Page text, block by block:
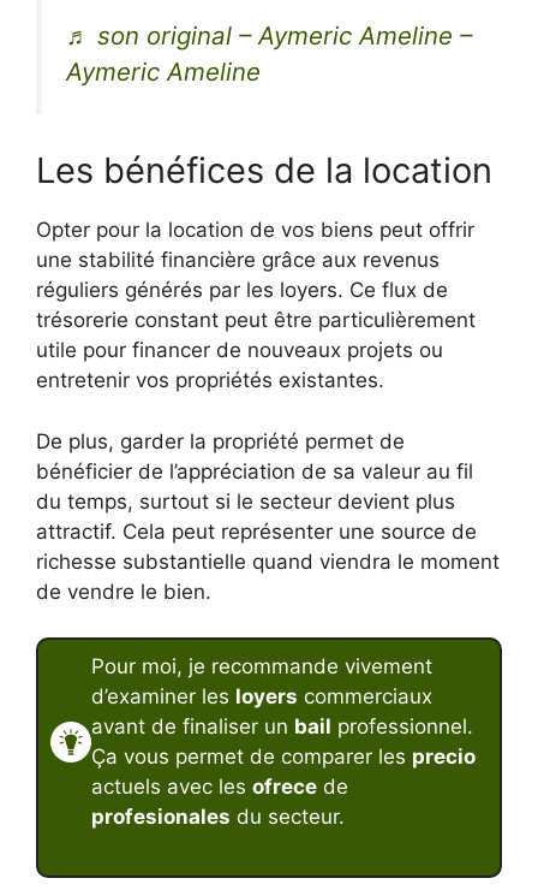
♬ son original – Aymeric Ameline –
Aymeric Ameline
Les bénéfices de la location
Opter pour la location de vos biens peut offrir
une stabilité financière grâce aux revenus
réguliers générés par les loyers. Ce flux de
trésorerie constant peut être particulièrement
utile pour financer de nouveaux projets ou
entretenir vos propriétés existantes.
De plus, garder la propriété permet de
bénéficier de l’appréciation de sa valeur au fil
du temps, surtout si le secteur devient plus
attractif. Cela peut représenter une source de
richesse substantielle quand viendra le moment
de vendre le bien.
Pour moi, je recommande vivement
d’examiner les loyers commerciaux
avant de finaliser un bail professionnel.
Ça vous permet de comparer les precio
actuels avec les ofrece de
profesionales du secteur.